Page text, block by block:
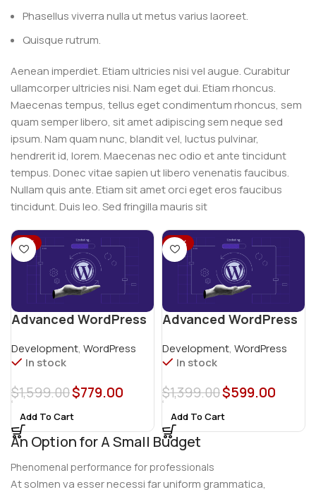
Phasellus viverra nulla ut metus varius laoreet.
Quisque rutrum.
Aenean imperdiet. Etiam ultricies nisi vel augue. Curabitur
ullamcorper ultricies nisi. Nam eget dui. Etiam rhoncus.
Maecenas tempus, tellus eget condimentum rhoncus, sem
quam semper libero, sit amet adipiscing sem neque sed
ipsum. Nam quam nunc, blandit vel, luctus pulvinar,
hendrerit id, lorem. Maecenas nec odio et ante tincidunt
tempus. Donec vitae sapien ut libero venenatis faucibus.
Nullam quis ante. Etiam sit amet orci eget eros faucibus
tincidunt. Duis leo. Sed fringilla mauris sit
-51%
Advanced WordPress
Development, WordPress
In stock
$1,599.00$779.00
Add To Cart
-57%
Advanced WordPress
Development, WordPress
In stock
$1,399.00$599.00
Add To Cart
An Option for A Small Budget
Phenomenal performance for professionals
At solmen va esser necessi far uniform grammatica,